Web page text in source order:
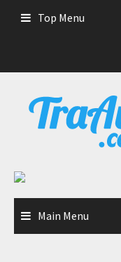
Top Menu
Main Menu